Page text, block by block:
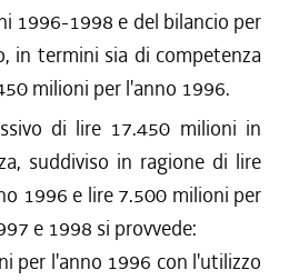
1996-1998 e del bilancio per
in termini sia di competenza
milioni per l'anno 1996.
di lire 17.450 milioni in
suddiviso in ragione di lire
1996 e lire 7.500 milioni per
e 1998 si provvede:
per l'anno 1996 con l'utilizzo